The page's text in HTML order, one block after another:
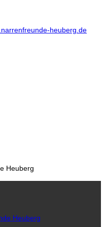
Heuberg